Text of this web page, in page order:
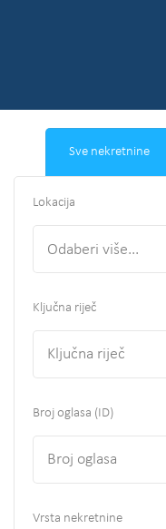
Sve nekretnine
Lokacija
Odaberi više...
Ključna riječ
Broj oglasa (ID)
Vrsta nekretnine